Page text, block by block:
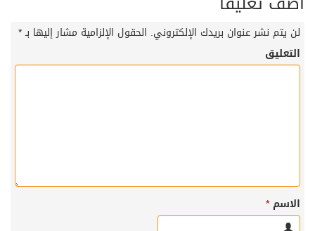
لن يتم نشر عنوان بريدك الإلكتروني. الحقول الإلزامية مشار إليها بـ*
التعليق
الاسم*